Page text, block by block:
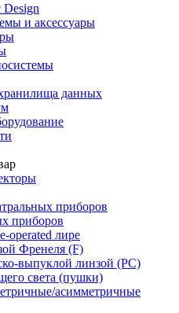
Design
и аксессуары
данных
приборов
приборов
operated лире
Френеля (F)
выпуклой линзой (PC)
света (пушки)
асимметричные